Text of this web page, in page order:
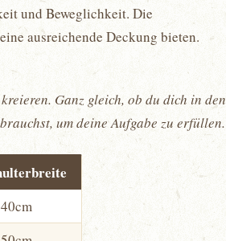
und Beweglichkeit. Die
ausreichende Deckung bieten.
Ganz gleich, ob du dich in den
um deine Aufgabe zu erfüllen.